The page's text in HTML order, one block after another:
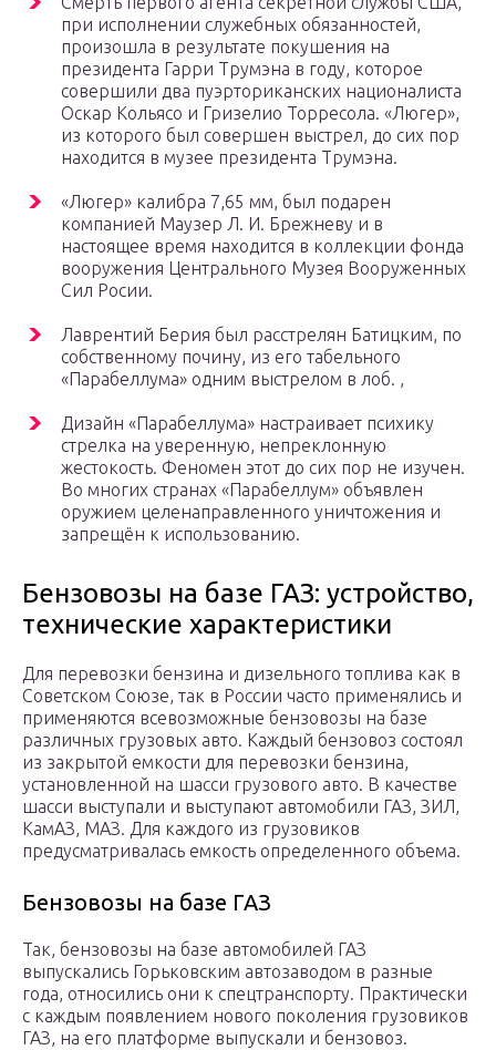
при исполнении служебных обязанностей,
произошла в результате покушения на
президента Гарри Трумэна в году, которое
совершили два пуэрториканских националиста
Оскар Кольясо и Гризелио Торресола. «Люгер»,
из которого был совершен выстрел, до сих пор
находится в музее президента Трумэна.
«Люгер» калибра 7,65 мм, был подарен
компанией Маузер Л. И. Брежневу и в
настоящее время находится в коллекции фонда
вооружения Центрального Музея Вооруженных
Сил Росии.
Лаврентий Берия был расстрелян Батицким, по
собственному почину, из его табельного
«Парабеллума» одним выстрелом в лоб. ,
Дизайн «Парабеллума» настраивает психику
стрелка на уверенную, непреклонную
жестокость. Феномен этот до сих пор не изучен.
Во многих странах «Парабеллум» объявлен
оружием целенаправленного уничтожения и
запрещён к использованию.
Бензовозы на базе ГАЗ: устройство,
технические характеристики
Для перевозки бензина и дизельного топлива как в
Советском Союзе, так в России часто применялись и
применяются всевозможные бензовозы на базе
различных грузовых авто. Каждый бензовоз состоял
из закрытой емкости для перевозки бензина,
установленной на шасси грузового авто. В качестве
шасси выступали и выступают автомобили ГАЗ, ЗИЛ,
КамАЗ, МАЗ. Для каждого из грузовиков
предусматривалась емкость определенного объема.
Бензовозы на базе ГАЗ
Так, бензовозы на базе автомобилей ГАЗ
выпускались Горьковским автозаводом в разные
года, относились они к спецтранспорту. Практически
с каждым появлением нового поколения грузовиков
ГАЗ, на его платформе выпускали и бензовоз.